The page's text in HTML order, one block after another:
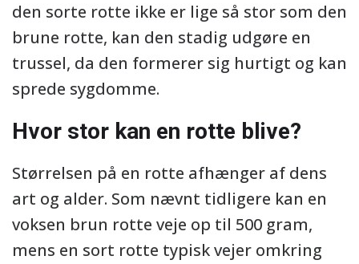
den sorte rotte ikke er lige så stor som den
brune rotte, kan den stadig udgøre en
trussel, da den formerer sig hurtigt og kan
sprede sygdomme.
Hvor stor kan en rotte blive?
Størrelsen på en rotte afhænger af dens
art og alder. Som nævnt tidligere kan en
voksen brun rotte veje op til 500 gram,
mens en sort rotte typisk vejer omkring